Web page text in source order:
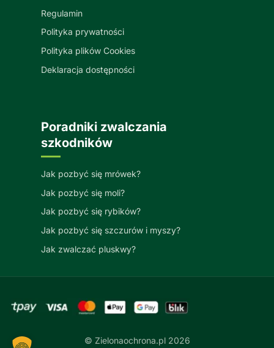
Regulamin
Polityka prywatności
Polityka plików Cookies
Deklaracja dostępności
Poradniki zwalczania
szkodników
Jak pozbyć się mrówek?
Jak pozbyć się moli?
Jak pozbyć się rybików?
Jak pozbyć się szczurów i myszy?
Jak zwalczać pluskwy?
© Zielonaochrona.pl 2026